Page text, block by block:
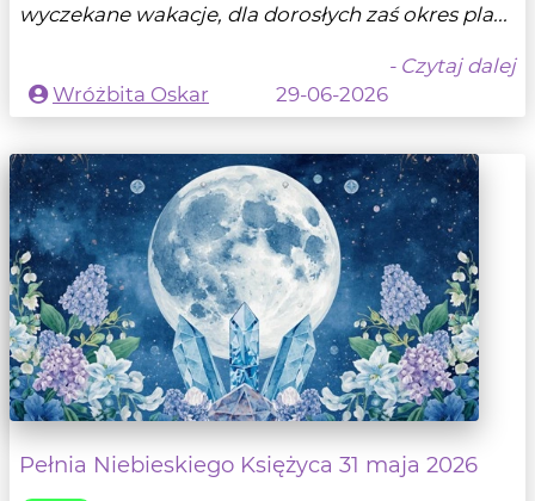
wyczekane wakacje, dla dorosłych zaś okres pla...
- Czytaj dalej
Wróżbita Oskar
29-06-2026
Pełnia Niebieskiego Księżyca 31 maja 2026